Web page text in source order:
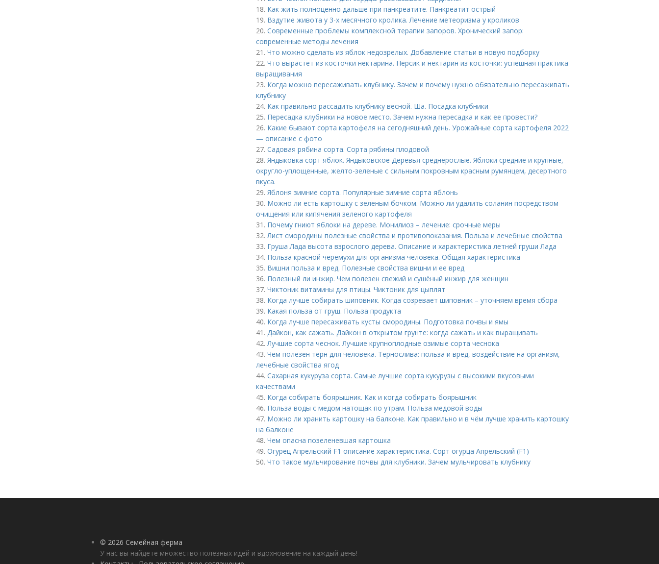
18. Как жить полноценно дальше при панкреатите. Панкреатит острый
19. Вздутие живота у 3-х месячного кролика. Лечение метеоризма у кроликов
20. Современные проблемы комплексной терапии запоров. Хронический запор:
современные методы лечения
21. Что можно сделать из яблок недозрелых. Добавление статьи в новую подборку
22. Что вырастет из косточки нектарина. Персик и нектарин из косточки: успешная практика
выращивания
23. Когда можно пересаживать клубнику. Зачем и почему нужно обязательно пересаживать
клубнику
24. Как правильно рассадить клубнику весной. Ша. Посадка клубники
25. Пересадка клубники на новое место. Зачем нужна пересадка и как ее провести?
26. Какие бывают сорта картофеля на сегодняшний день. Урожайные сорта картофеля 2022
— описание с фото
27. Садовая рябина сорта. Сорта рябины плодовой
28. Яндыковка сорт яблок. Яндыковское Деревья среднерослые. Яблоки средние и крупные,
округло-уплощенные, желто-зеленые с сильным покровным красным румянцем, десертного
вкуса.
29. Яблоня зимние сорта. Популярные зимние сорта яблонь
30. Можно ли есть картошку с зеленым бочком. Можно ли удалить соланин посредством
очищения или кипячения зеленого картофеля
31. Почему гниют яблоки на дереве. Монилиоз – лечение: срочные меры
32.Лист смородины полезные свойства и противопоказания. Польза и лечебные свойства
33. Груша Лада высота взрослого дерева. Описание и характеристика летней груши Лада
34. Польза красной черемухи для организма человека. Общая характеристика
35. Вишни польза и вред. Полезные свойства вишни и ее вред
36. Полезный ли инжир. Чем полезен свежий и сушёный инжир для женщин
37. Чиктоник витамины для птицы. Чиктоник для цыплят
38. Когда лучше собирать шиповник. Когда созревает шиповник – уточняем время сбора
39. Какая польза от груш. Польза продукта
40. Когда лучше пересаживать кусты смородины. Подготовка почвы и ямы
41. Дайкон, как сажать. Дайкон в открытом грунте: когда сажать и как выращивать
42.Лучшие сорта чеснок. Лучшие крупноплодные озимые сорта чеснока
43. Чем полезен терн для человека. Тернослива: польза и вред, воздействие на организм,
лечебные свойства ягод
44. Сахарная кукуруза сорта. Самые лучшие сорта кукурузы с высокими вкусовыми
качествами
45. Когда собирать боярышник. Как и когда собирать боярышник
46. Польза воды с медом натощак по утрам. Польза медовой воды
47. Можно ли хранить картошку на балконе. Как правильно и в чём лучше хранить картошку
на балконе
48. Чем опасна позеленевшая картошка
49. Огурец Апрельский F1 описание характеристика. Сорт огурца Апрельский (F1)
50. Что такое мульчирование почвы для клубники. Зачем мульчировать клубнику
© 2026 Семейная ферма
У нас вы найдете множество полезных идей и вдохновение на каждый день!